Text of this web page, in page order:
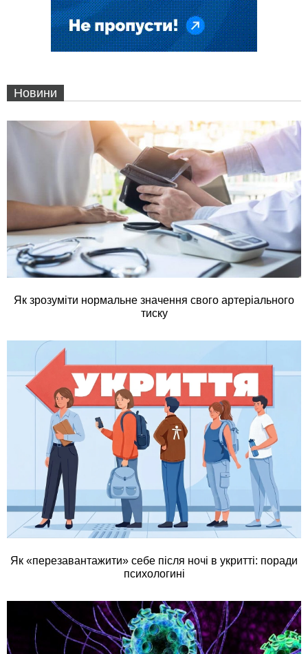
Новини
Як зрозуміти нормальне значення свого артеріального
тиску
Як «перезавантажити» себе після ночі в укритті: поради
психологині